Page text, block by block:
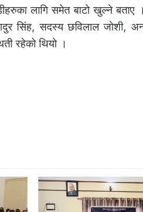
लागि समेत बाटो खुल्ने बताए
सिंह, सदस्य छविलाल जोशी,
रहेको थियो ।